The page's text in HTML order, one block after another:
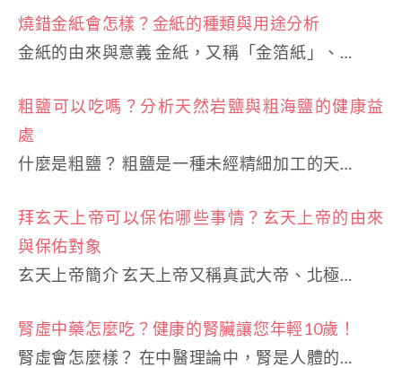
燒錯金紙會怎樣？金紙的種類與用途分析
金紙的由來與意義 金紙，又稱「金箔紙」、…
粗鹽可以吃嗎？分析天然岩鹽與粗海鹽的健康益
處
什麼是粗鹽？ 粗鹽是一種未經精細加工的天…
拜玄天上帝可以保佑哪些事情？玄天上帝的由來
與保佑對象
玄天上帝簡介 玄天上帝又稱真武大帝、北極…
腎虛中藥怎麼吃？健康的腎臟讓您年輕10歲！
腎虛會怎麼樣？ 在中醫理論中，腎是人體的…